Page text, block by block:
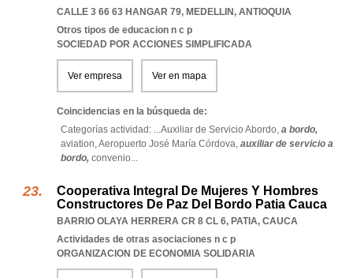
CALLE 3 66 63 HANGAR 79, MEDELLIN, ANTIOQUIA
Otros tipos de educacion n c p
SOCIEDAD POR ACCIONES SIMPLIFICADA
Ver empresa Ver en mapa
Coincidencias en la búsqueda de:
Categorías actividad: ...Auxiliar de Servicio Abordo, a bordo,
aviation,Aeropuerto José María Córdova, auxiliar de servicio a
bordo, convenio...
Cooperativa Integral De Mujeres Y Hombres
Constructores De Paz Del Bordo Patia Cauca
BARRIO OLAYA HERRERA CR 8 CL 6, PATIA, CAUCA
Actividades de otras asociaciones n c p
ORGANIZACION DE ECONOMIA SOLIDARIA